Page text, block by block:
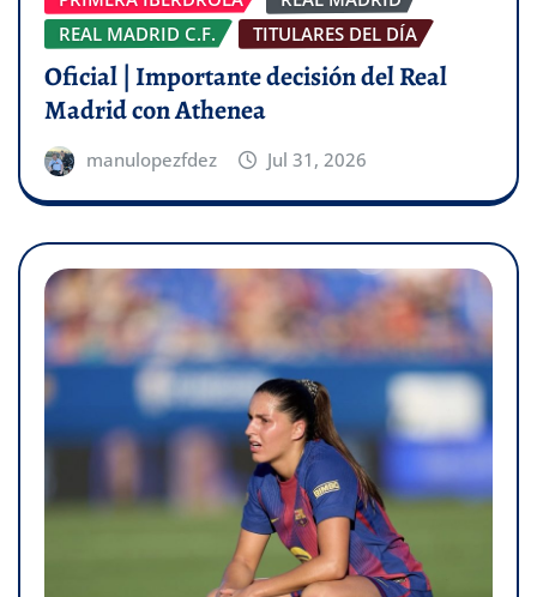
REAL MADRID C.F.
TITULARES DEL DÍA
Oficial | Importante decisión del Real
Madrid con Athenea
manulopezfdez Jul 31, 2026